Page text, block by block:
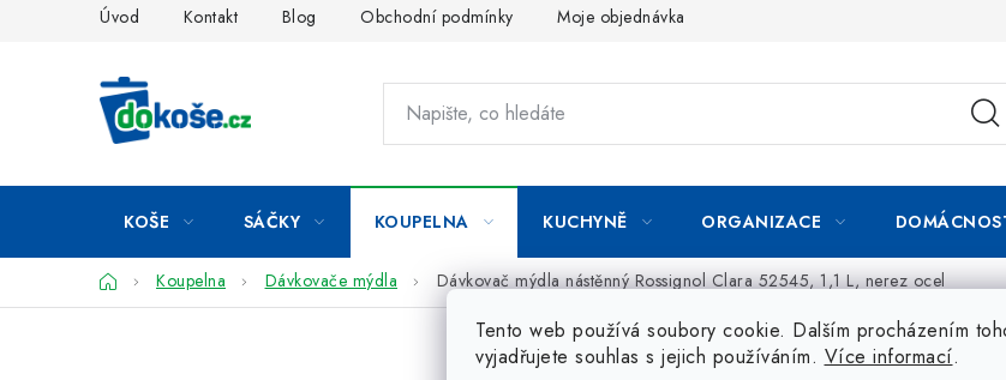
Tento web používá soubory cookie. Dalším procházením
vyjadřujete souhlas s jejich používáním. Více informací.
Úvod Kontakt Blog Obchodní podmínky Moje objednávka
KOŠE SÁČKY KOUPELNA KUCHYNĚ ORGANIZACE
DomůKoupelna Dávkovače mýdla Dávkovač mýdla nástěnný Rossignol Clara 52545, 1,1 L, nerez ocel